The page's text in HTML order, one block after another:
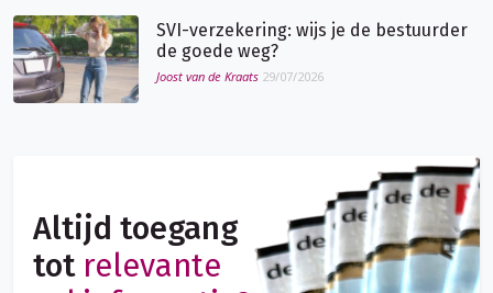
SVI-verzekering: wijs je de bestuurder
de goede weg?
Joost van de Kraats 29/07/2026
Altijd toegang
tot relevante